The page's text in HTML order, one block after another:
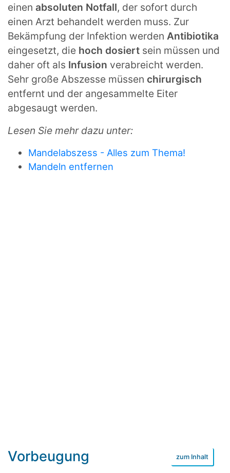
einen absoluten Notfall, der sofort durch
einen Arzt behandelt werden muss. Zur
Bekämpfung der Infektion werden Antibiotika
eingesetzt, die hoch dosiert sein müssen und
daher oft als Infusion verabreicht werden.
Sehr große Abszesse müssen chirurgisch
entfernt und der angesammelte Eiter
abgesaugt werden.
Lesen Sie mehr dazu unter:
Mandelabszess - Alles zum Thema!
Mandeln entfernen
Vorbeugung